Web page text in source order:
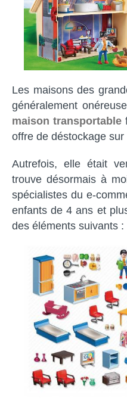
Les maisons des
généralement
maison transportable
offre de déstockage
Autrefois, elle était
trouve désormais à
spécialistes du e-
enfants de 4 ans et
des éléments suivants :